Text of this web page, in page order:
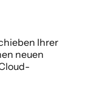
Ihrer
neuen